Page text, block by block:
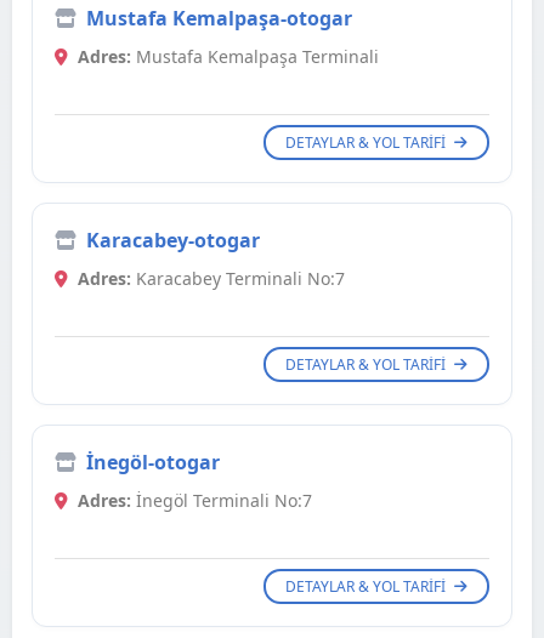
Mustafa Kemalpaşa-otogar
Adres: Mustafa Kemalpaşa Terminali
DETAYLAR & YOL TARIFI
Karacabey-otogar
Adres: Karacabey Terminali No:7
DETAYLAR & YOL TARIFI
İnegöl-otogar
Adres: İnegöl Terminali No:7
DETAYLAR & YOL TARIFI